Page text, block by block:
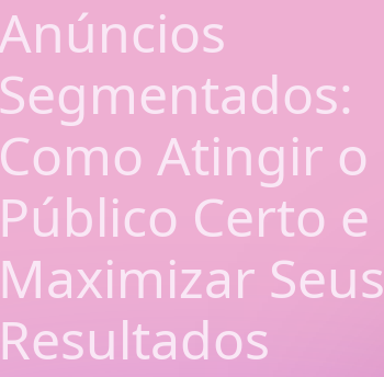
Segmentados:
Como Atingir o
Público Certo e
Maximizar Seus
Resultados